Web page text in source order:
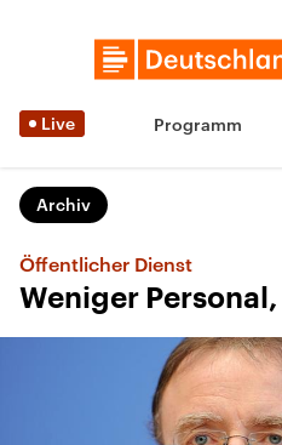
Live Programm
Archiv
Öffentlicher Dienst
Weniger